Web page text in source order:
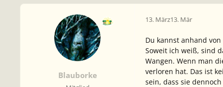
Blauborke
13. März13. Mär
Du kannst anhand
Soweit ich weiß, sind
Wangen. Wenn man
verloren hat. Das ist
sein, dass sie